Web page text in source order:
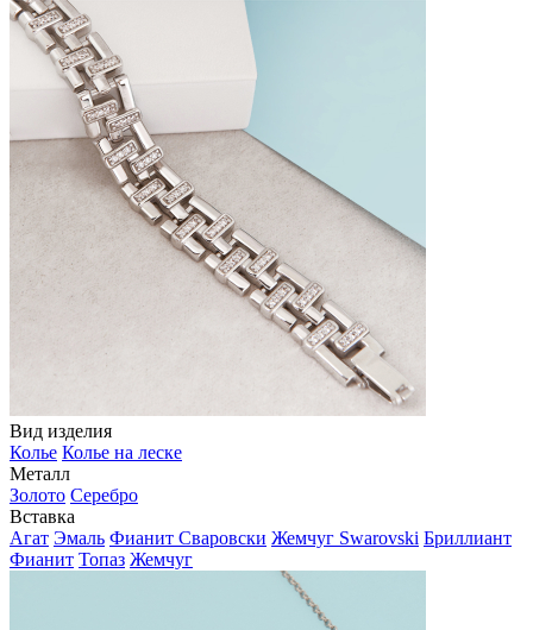
Вид изделия
Колье Колье на леске
Металл
Золото Серебро
Вставка
Агат Эмаль Фианит Сваровски Жемчуг Swarovski Бриллиант
Фианит Топаз Жемчуг